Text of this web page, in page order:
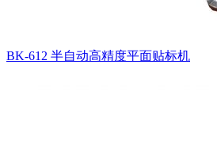
BK-612 半自动高精度平面贴标机